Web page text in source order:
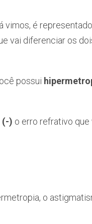
vimos, é
vai diferenciar os
possui
(-) o erro refrativo
o